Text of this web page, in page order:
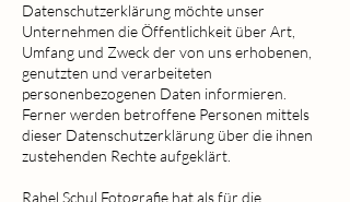
Datenschutzerklärung möchte unser
Unternehmen die Öffentlichkeit über Art,
Umfang und Zweck der von uns erhobenen,
genutzten und verarbeiteten
personenbezogenen Daten informieren.
Ferner werden betroffene Personen mittels
dieser Datenschutzerklärung über die ihnen
zustehenden Rechte aufgeklärt.
Rahel Schul Fotografie hat als für die